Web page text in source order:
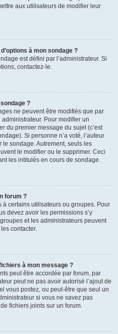
aux utilisateurs de modifier leur
à mon sondage ?
est défini par l’administrateur. Si
contactez-le.
?
ne peuvent être modifiés que par
Pour modifier un
du premier message du sujet (c’est
Si personne n’a voté, l’auteur
sondage. Autrement, seuls les
le modifier ou le supprimer. Ceci
les intitulés en cours de sondage.
forum ?
certains utilisateurs ou groupes. Pour
devez avoir les permissions s’y
et les administrateurs peuvent
contacter.
à mon message ?
peut être accordée par forum, par
peut ne pas avoir autorisé l’ajout de
vous postez, ou peut-être que seul un
si vous ne savez pas
fichiers joints sur un forum.